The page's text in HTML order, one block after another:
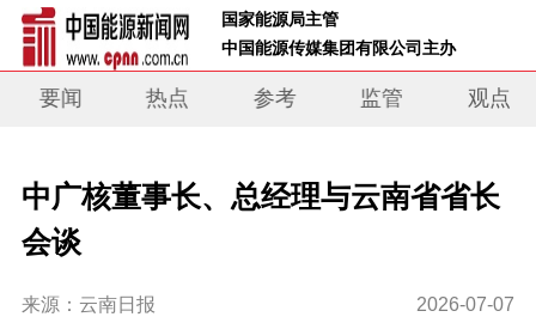
国家能源局主管
中国能源传媒集团有限公司主办
要闻 热点 参考 监管 观点
中广核董事长、总经理与云南省省长
会谈
来源：云南日报 2026-07-07